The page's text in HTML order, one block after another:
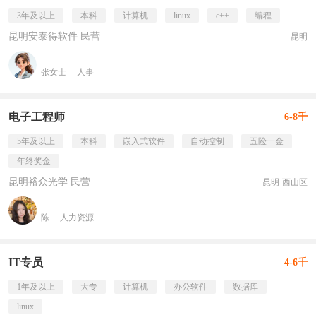
3年及以上 本科 计算机 linux c++ 编程
昆明安泰得软件 民营 昆明
张女士 人事
电子工程师 6-8千
5年及以上 本科 嵌入式软件 自动控制
五险一金
年终奖金
昆明裕众光学 民营 昆明·西山区
陈 人力资源
IT专员 4-6千
1年及以上 大专 计算机 办公软件
数据库
linux